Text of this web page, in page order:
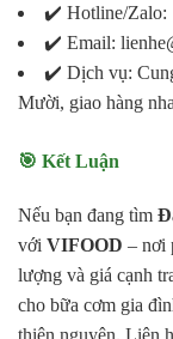
✔️ Hotline/Zalo:
✔️ Email:
✔️ Dịch vụ:
Mười, giao hàng
🎯 Kết Luận
Nếu bạn đang tìm
với VIFOOD – nơi
lượng và giá cạnh
cho bữa cơm gia
thiện nguyện. Liên